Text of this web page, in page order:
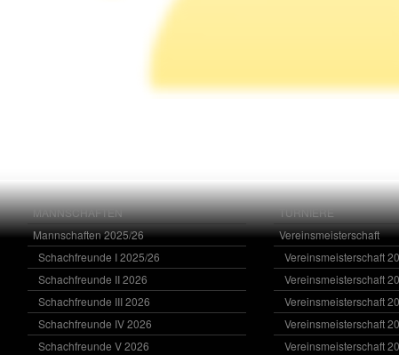
MANNSCHAFTEN
Mannschaften 2025/26
Schachfreunde I 2025/26
Schachfreunde II 2026
Schachfreunde III 2026
Schachfreunde IV 2026
Schachfreunde V 2026
TURNIERE
Vereinsmeisterschaft
Vereinsmeisterschaft
Vereinsmeisterschaft
Vereinsmeisterschaft
Vereinsmeisterschaft
Vereinsmeisterschaft